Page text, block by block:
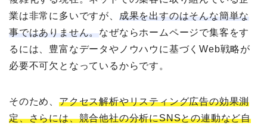
業は非常に多いですが、 成果を出すのはそんな簡単な
事ではありません。 なぜならホームページで集客をす
るには、豊富なデータやノウハウに基づくWeb戦略が
必要不可欠となっているからです。
そのため、 アクセス解析やリスティング広告の効果測
定、さらには、競合他社の分析にSNSとの連動など自